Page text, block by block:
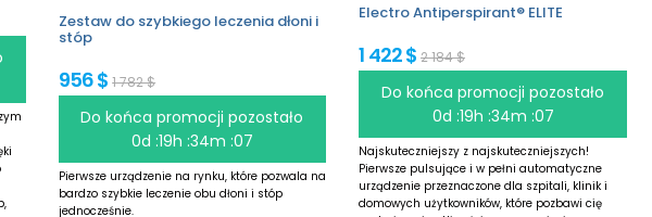
Zestaw do szybkiego leczenia dłoni i
stóp
956 $ 1 782 $
Do końca promocji pozostało
0d :19h :34m :06
Pierwsze urządzenie na rynku, które pozwala na
bardzo szybkie leczenie obu dłoni i stóp
jednocześnie.
Electro Antiperspirant® ELITE
1 422 $ 2 184 $
Do końca promocji pozostało
0d :19h :34m :06
Najskuteczniejszy z najskuteczniejszych!
Pierwsze pulsujące i w pełni automatyczne
urządzenie przeznaczone dla szpitali, klinik i
domowych użytkowników, które pozbawi cię